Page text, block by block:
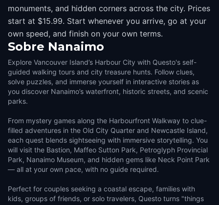
monuments, and hidden corners across the city. Prices
start at $15.99. Start whenever you arrive, go at your
own speed, and finish on your own terms.
Sobre Nanaimo
Explore Vancouver Island’s Harbour City with Questo's self-
guided walking tours and city treasure hunts. Follow clues,
solve puzzles, and immerse yourself in interactive stories as
you discover Nanaimo’s waterfront, historic streets, and scenic
parks.
From mystery games along the Harbourfront Walkway to clue-
filled adventures in the Old City Quarter and Newcastle Island,
each quest blends sightseeing with immersive storytelling. You
will visit the Bastion, Maffeo Sutton Park, Petroglyph Provincial
Park, Nanaimo Museum, and hidden gems like Neck Point Park
— all at your own pace, with no guide required.
Perfect for couples seeking a coastal escape, families with
kids, groups of friends, or solo travelers, Questo turns "things